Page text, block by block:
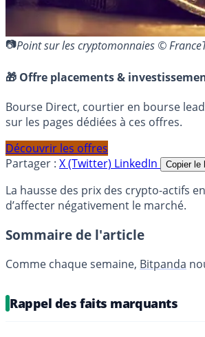
Point sur les cryptomonnaies ©
🎁 Offre placements &
Bourse Direct, courtier en bourse
sur les pages dédiées à ces offres.
Découvrir les offres
Partager : X (Twitter) LinkedIn Copier le
La hausse des prix des crypto-actifs
d’affecter négativement le marché.
Sommaire de l'article
Comme chaque semaine, Bitpanda
Rappel des faits marquants